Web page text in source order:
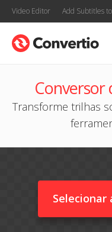
Video Editor Add Subtitles
Conversor
Transforme trilhas
Selecionar